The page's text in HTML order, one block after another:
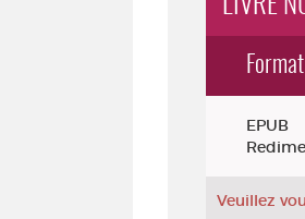
LIVRE
EPUB
Veuillez